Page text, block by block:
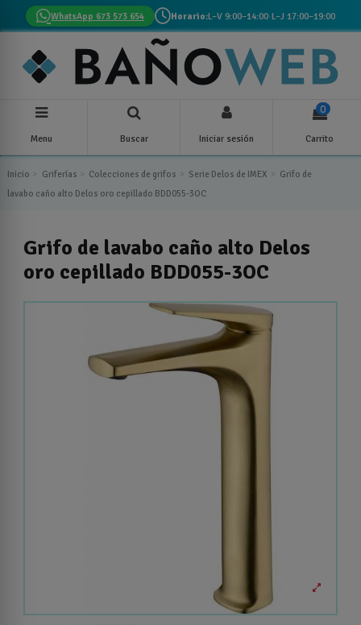
WhatsApp 673 573 654 Horario:L–V 9:00–14:00·L–J 17:00–19:00
Menu Buscar Iniciar sesión
0
Carrito
Inicio Griferías Colecciones de grifos Serie Delos de IMEX
Grifo de
lavabo caño alto Delos oro cepillado BDD055-3OC
Grifo de lavabo caño alto Delos
oro cepillado BDD055-3OC